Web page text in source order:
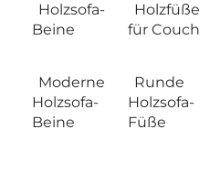
Holzsofa-
Beine
Holzfüße
für Couch
Moderne
Holzsofa-
Beine
Runde
Holzsofa-
Füße